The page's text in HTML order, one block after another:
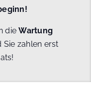
dieWartung
Sie zahlen erst